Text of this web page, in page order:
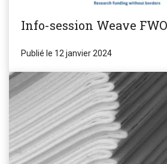
Info-session Weave
Publié le 12 janvier 2024